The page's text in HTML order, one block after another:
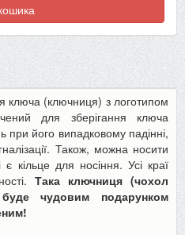
ключа (ключниця) з логотипом
для зберігання ключа
його випадковому падінні,
Також, можна носити
кільце для носіння. Усі краї
Така ключниця (чохол
чудовим подарунком